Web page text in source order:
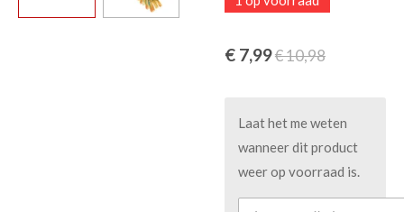
€ 7,99€ 10,98
Laat het me weten
wanneer dit product
weer op voorraad is.